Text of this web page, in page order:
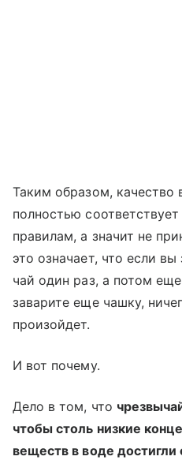
Таким образом,
полностью
правилам, а значит не
это означает, что если
чай один раз, а потом
заварите еще чашку,
произойдет.
И вот почему.
Дело в том, что
чтобы столь низкие
веществ в воде достигли